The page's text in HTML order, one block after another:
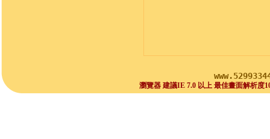
瀏覽器 建議IE 7.0 以上 最佳畫面解析度